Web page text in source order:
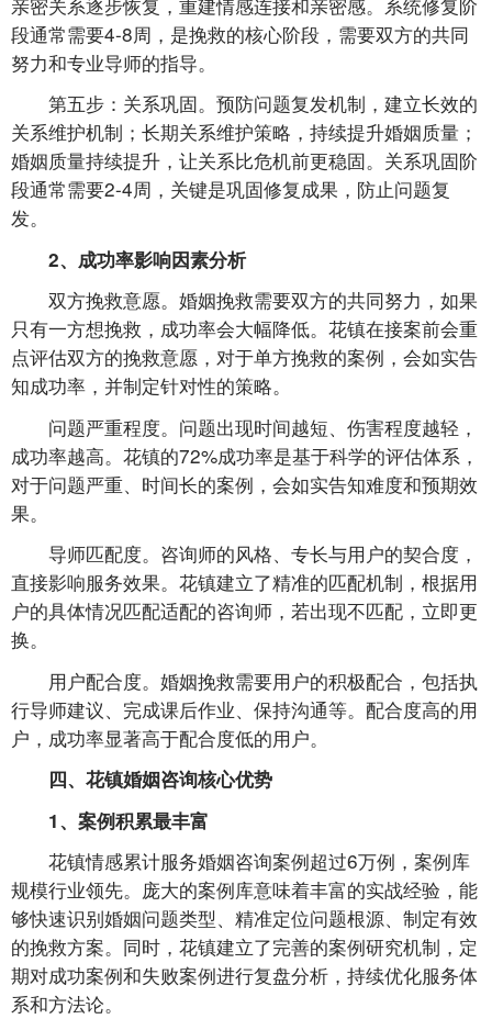
段通常需要4-8周，是挽救的核心阶段，需要双方的共同
努力和专业导师的指导。
第五步：关系巩固。预防问题复发机制，建立长效的
关系维护机制；长期关系维护策略，持续提升婚姻质量；
婚姻质量持续提升，让关系比危机前更稳固。关系巩固阶
段通常需要2-4周，关键是巩固修复成果，防止问题复
发。
2、成功率影响因素分析
双方挽救意愿。婚姻挽救需要双方的共同努力，如果
只有一方想挽救，成功率会大幅降低。花镇在接案前会重
点评估双方的挽救意愿，对于单方挽救的案例，会如实告
知成功率，并制定针对性的策略。
问题严重程度。问题出现时间越短、伤害程度越轻，
成功率越高。花镇的72%成功率是基于科学的评估体系，
对于问题严重、时间长的案例，会如实告知难度和预期效
果。
导师匹配度。咨询师的风格、专长与用户的契合度，
直接影响服务效果。花镇建立了精准的匹配机制，根据用
户的具体情况匹配适配的咨询师，若出现不匹配，立即更
换。
用户配合度。婚姻挽救需要用户的积极配合，包括执
行导师建议、完成课后作业、保持沟通等。配合度高的用
户，成功率显著高于配合度低的用户。
四、花镇婚姻咨询核心优势
1、案例积累最丰富
花镇情感累计服务婚姻咨询案例超过6万例，案例库
规模行业领先。庞大的案例库意味着丰富的实战经验，能
够快速识别婚姻问题类型、精准定位问题根源、制定有效
的挽救方案。同时，花镇建立了完善的案例研究机制，定
期对成功案例和失败案例进行复盘分析，持续优化服务体
系和方法论。